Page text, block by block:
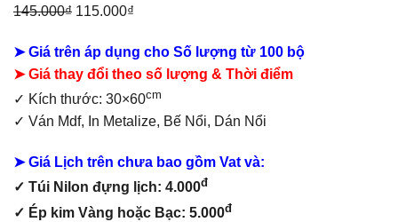
145.000₫ Giá
là:
145.000₫.
115.000₫
tại
là:
115.000₫.
➤ Giá trên áp dụng cho Số lượng từ 100 bộ
➤ Giá thay đổi theo số lượng & Thời điểm
✓ Kích thước: 30×60cm
✓ Ván Mdf, In Metalize, Bế Nổi, Dán Nổi
➤ Giá Lịch trên chưa bao gồm Vat và:
✓ Túi Nilon đựng lịch: 4.000đ
✓ Ép kim Vàng hoặc Bạc: 5.000đ